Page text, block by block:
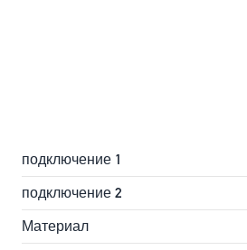
подключение 1
подключение 2
Материал